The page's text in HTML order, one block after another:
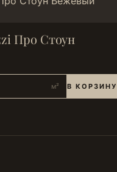
Про Стоун
м² В КОРЗИНУ